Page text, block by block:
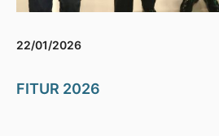
22/01/2026
FITUR 2026